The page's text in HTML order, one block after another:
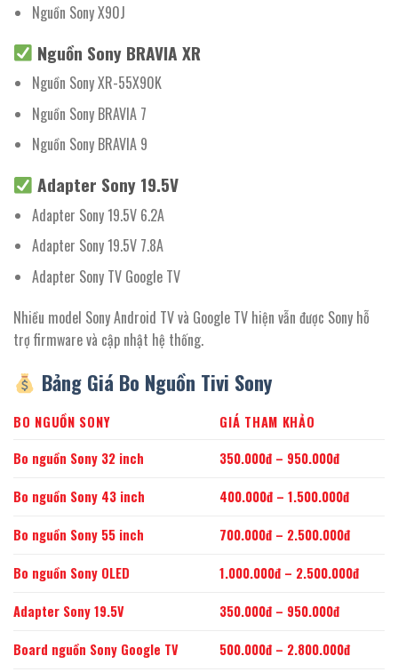
Nguồn Sony X90J
Nguồn Sony BRAVIA XR
Nguồn Sony XR-55X90K
Nguồn Sony BRAVIA 7
Nguồn Sony BRAVIA 9
Adapter Sony 19.5V
Adapter Sony 19.5V 6.2A
Adapter Sony 19.5V 7.8A
Adapter Sony TV Google TV
Nhiều model Sony Android TV và Google TV hiện vẫn được Sony hỗ
trợ firmware và cập nhật hệ thống.
Bảng Giá Bo Nguồn Tivi Sony
BO NGUỒN SONY
GIÁ THAM KHẢO
Bo nguồn Sony 32 inch
350.000đ – 950.000đ
Bo nguồn Sony 43 inch 400.000đ – 1.500.000đ
Bo nguồn Sony 55 inch 700.000đ – 2.500.000đ
Bo nguồn Sony OLED 1.000.000đ – 2.500.000đ
Adapter Sony 19.5V 350.000đ – 950.000đ
Board nguồn Sony Google TV 500.000đ – 2.800.000đ